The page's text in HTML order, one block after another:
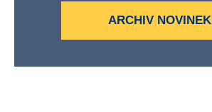
ARCHIV NOVINEK